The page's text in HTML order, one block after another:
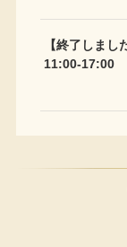
【終了しま
11:00-17:00